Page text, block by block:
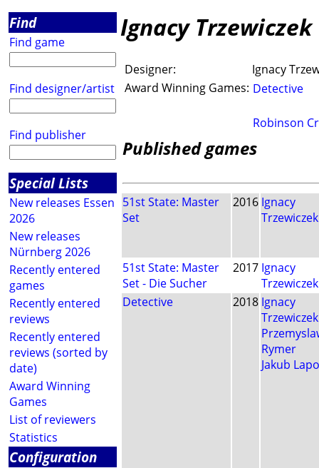
Find
Find game
Find designer/artist
Find publisher
Special Lists
New releases Essen
2026
New releases
Nürnberg 2026
Recently entered
games
Recently entered
reviews
Recently entered
reviews (sorted by
date)
Award Winning
Games
List of reviewers
Statistics
Configuration
Ignacy Trzewiczek
Designer:
Ignacy
Award Winning Games: Detective
Robinson
Published games
51st State: Master
Set
2016 Ignacy
Trzewiczek
51st State: Master
Set - Die Sucher
2017 Ignacy
Trzewiczek
Detective
2018 Ignacy
Trzewiczek
Rymer
Jakub